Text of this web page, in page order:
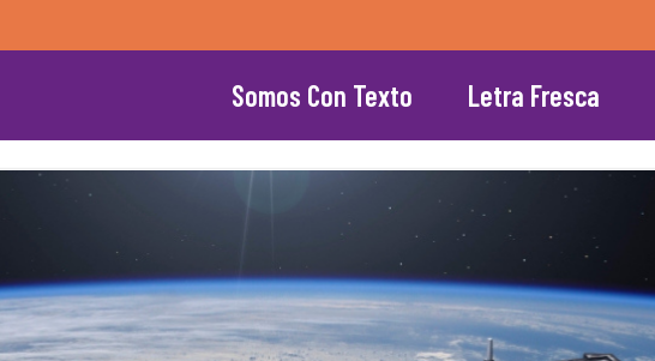
Somos Con Texto Letra Fresca